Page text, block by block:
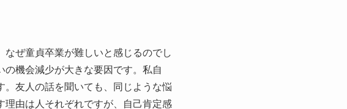
ぜ童貞卒業が難しいと感じるのでし
の機会減少が大きな要因です。私自
友人の話を聞いても、同じような悩
由は人それぞれですが、自己肯定感